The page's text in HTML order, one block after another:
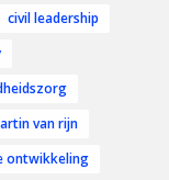
civil leadership
van rijn
ontwikkeling